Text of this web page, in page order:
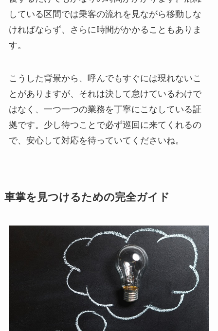
している区間では乗客の流れを見ながら移動しな
ければならず、さらに時間がかかることもありま
す。
こうした背景から、呼んでもすぐには現れないこ
とがありますが、それは決して怠けているわけで
はなく、一つ一つの業務を丁寧にこなしている証
拠です。少し待つことで必ず巡回に来てくれるの
で、安心して対応を待っていてくださいね。
車掌を見つけるための完全ガイド